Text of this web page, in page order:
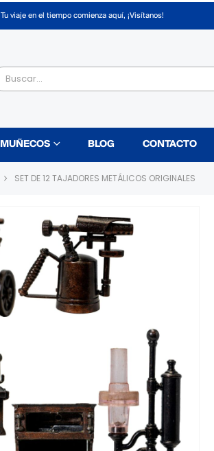
Tu viaje en el tiempo comienza aquí, ¡Visítanos!
MUÑECOS BLOG CONTACTO
SET DE 12 TAJADORES METÁLICOS ORIGINALES